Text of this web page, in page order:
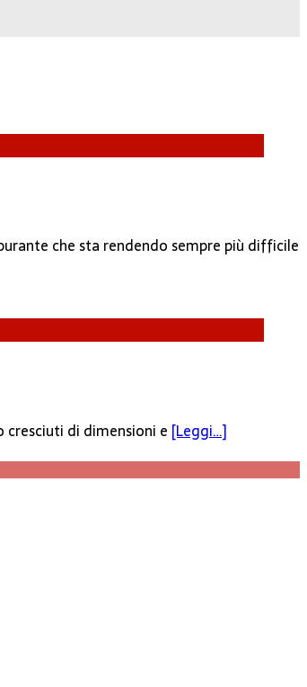
che sta rendendo sempre più difficile
cresciuti di dimensioni e [Leggi…]